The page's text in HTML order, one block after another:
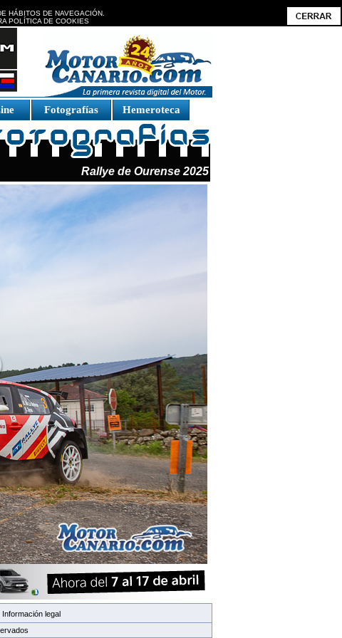
HÁBITOS DE NAVEGACIÓN.
POLÍTICA DE COOKIES
Fotografías Hemeroteca
Rallye de Ourense 2025
Información legal